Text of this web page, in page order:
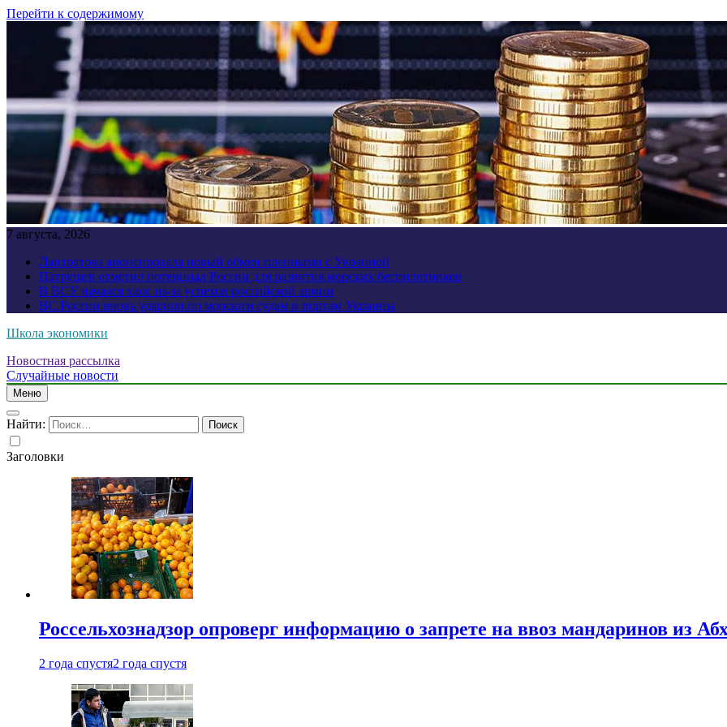
Перейти к содержимому
7 августа, 2026
Лантратова анонсировала новый обмен пленными с Украиной
Патрушев отметил потенциал России для развития морских беспилотников
В ВСУ начался хаос из-за успехов российской армии
ВС России вновь ударили по морским судам и портам Украины
Школа экономики
Новостная рассылка
Случайные новости
Меню
Найти:
Заголовки
Россельхознадзор опроверг информацию о запрете на ввоз мандаринов из
2 года спустя2 года спустя